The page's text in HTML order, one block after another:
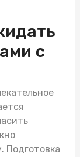
с
Подготовка